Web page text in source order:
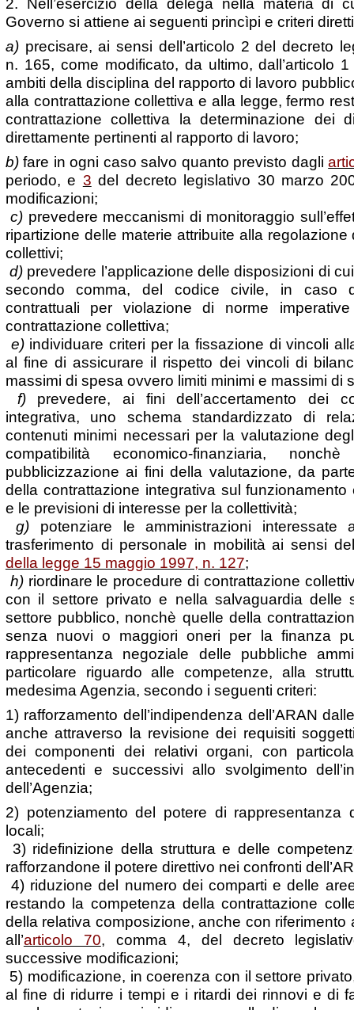
Governo si attiene ai seguenti princìpi e criteri
a) precisare, ai sensi dell’articolo 2 del decreto
n. 165, come modificato, da ultimo, dall’articolo
ambiti della disciplina del rapporto di lavoro
alla contrattazione collettiva e alla legge, fermo
contrattazione collettiva la determinazione dei
direttamente pertinenti al rapporto di lavoro;
b)fare in ogni caso salvo quanto previsto dagli
periodo, e 3 del decreto legislativo 30 marzo
modificazioni;
c) prevedere meccanismi di monitoraggio
ripartizione delle materie attribuite alla
collettivi;
d) prevedere l’applicazione delle disposizioni di
secondo comma, del codice civile, in caso
contrattuali per violazione di norme
contrattazione collettiva;
e) individuare criteri per la fissazione di vincoli
al fine di assicurare il rispetto dei vincoli di
massimi di spesa ovvero limiti minimi e massimi di
f)prevedere, ai fini dell’accertamento dei
integrativa, uno schema standardizzato di
contenuti minimi necessari per la valutazione
compatibilità economico-finanziaria,
pubblicizzazione ai fini della valutazione, da
della contrattazione integrativa sul
e le previsioni di interesse per la collettività;
g) potenziare le amministrazioni interessate
trasferimento di personale in mobilità ai sensi
della legge 15 maggio 1997, n. 127;
h)riordinare le procedure di contrattazione
con il settore privato e nella salvaguardia delle
settore pubblico, nonchè quelle della
senza nuovi o maggiori oneri per la finanza
rappresentanza negoziale delle pubbliche
particolare riguardo alle competenze, alla
medesima Agenzia, secondo i seguenti criteri:
1) rafforzamento dell’indipendenza dell’ARAN
anche attraverso la revisione dei requisiti
dei componenti dei relativi organi, con
antecedenti e successivi allo svolgimento
dell’Agenzia;
2) potenziamento del potere di rappresentanza
locali;
3) ridefinizione della struttura e delle
rafforzandone il potere direttivo nei confronti
4) riduzione del numero dei comparti e delle
restando la competenza della contrattazione
della relativa composizione, anche con riferimento
all’articolo 70, comma 4, del decreto
successive modificazioni;
5) modificazione, in coerenza con il settore
al fine di ridurre i tempi e i ritardi dei rinnovi e di